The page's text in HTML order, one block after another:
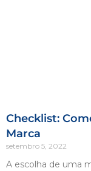
Checklist:
Marca
setembro 5, 2022
A escolha de uma